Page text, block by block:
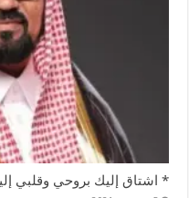
* اشتاق إليك بروحي وقلبي